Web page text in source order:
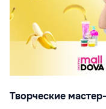
Творческие